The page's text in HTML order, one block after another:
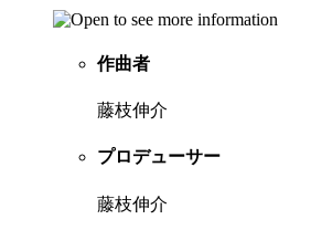
作曲者
藤枝伸介
プロデューサー
藤枝伸介